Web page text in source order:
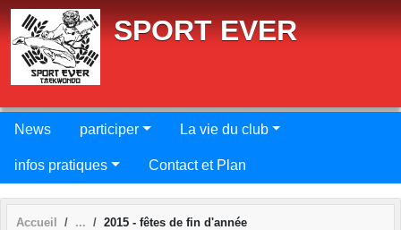
SPORT EVER
News participer La vie du club
infos pratiques Contact et Plan
Accueil 2015 - fêtes de fin d'année
Panneau de gestion des cookies